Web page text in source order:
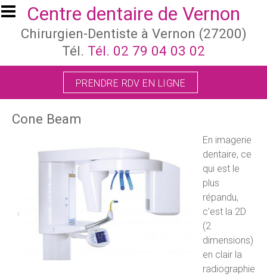
Aller au contenu principal
Centre dentaire de Vernon
Chirurgien-Dentiste à Vernon (27200)
Tél. Tél. 02 79 04 03 02
PRENDRE RDV EN LIGNE
Cone Beam
En imagerie
dentaire, ce
qui est le
plus
répandu,
c’est la 2D
(2
dimensions)
en clair la
radiographie